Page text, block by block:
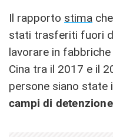
Il rapporto stima
stati trasferiti fuori
lavorare in
Cina tra il 2017 e il
persone siano state
campi di